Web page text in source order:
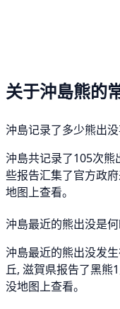
关于沖島熊的
沖島记录了多少熊出没
沖島共记录了105次
些报告汇集了官方政
地图上查看。
沖島最近的熊出没是何
沖島最近的熊出没发
丘, 滋賀県报告了黑熊
没地图上查看。